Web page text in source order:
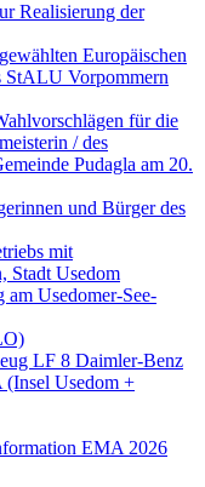
Realisierung der
Europäischen
StALU Vorpommern
für die
/ des
Pudagla am 20.
und Bürger des
mit
Stadt Usedom
am Usedomer-See-
LF 8 Daimler-Benz
(Insel Usedom +
EMA 2026